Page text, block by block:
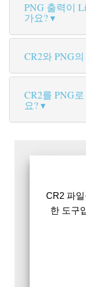
PNG 출력이
가요?
CR2와 PNG
CR2를 PNG
요?
CR2 파
한 도구